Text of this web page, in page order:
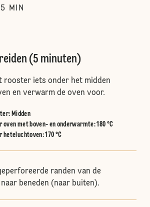
MIN
(5 minuten)
rooster iets onder het midden
en verwarm de oven voor.
: Midden
oven met boven- en onderwarmte:180 °C
heteluchtoven:170 °C
randen van de
beneden (naar buiten).